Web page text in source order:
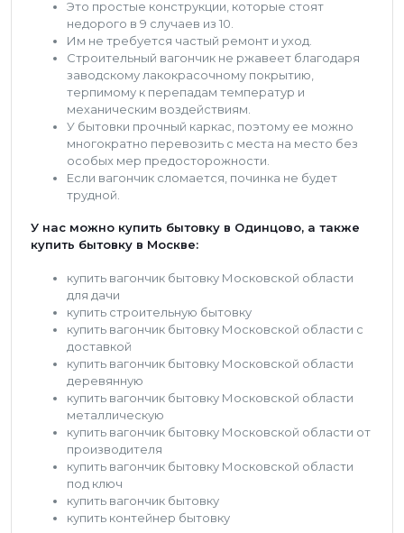
Это простые конструкции, которые стоят
недорого в 9 случаев из 10.
Им не требуется частый ремонт и уход.
Строительный вагончик не ржавеет благодаря
заводскому лакокрасочному покрытию,
терпимому к перепадам температур и
механическим воздействиям.
У бытовки прочный каркас, поэтому ее можно
многократно перевозить с места на место без
особых мер предосторожности.
Если вагончик сломается, починка не будет
трудной.
У нас можно купить бытовку в Одинцово, а также
купить бытовку в Москве:
купить вагончик бытовку Московской области
для дачи
купить строительную бытовку
купить вагончик бытовку Московской области с
доставкой
купить вагончик бытовку Московской области
деревянную
купить вагончик бытовку Московской области
металлическую
купить вагончик бытовку Московской области от
производителя
купить вагончик бытовку Московской области
под ключ
купить вагончик бытовку
купить контейнер бытовку